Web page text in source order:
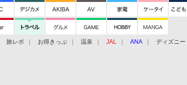
旅レポ お得きっぷ 温泉 JAL ANA ディズニー